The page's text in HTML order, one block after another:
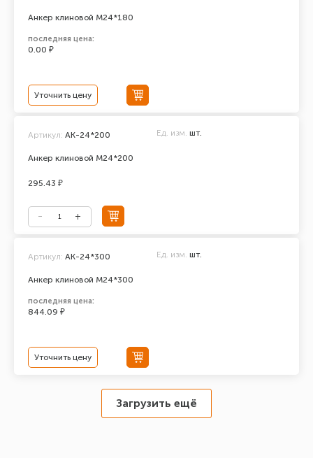
Анкер клиновой М24*180
последняя цена:
0.00 ₽
Уточнить цену
Анкер клиновой М24*200
Артикул: АК-24*200 Ед. изм. шт.
295.43 ₽
Анкер клиновой М24*300
Артикул: АК-24*300 Ед. изм. шт.
последняя цена:
844.09 ₽
Уточнить цену
Загрузить ещё